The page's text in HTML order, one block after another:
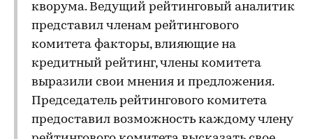
кворума. Ведущий рейтинговый аналитик
представил членам рейтингового
комитета факторы, влияющие на
кредитный рейтинг, члены комитета
выразили свои мнения и предложения.
Председатель рейтингового комитета
предоставил возможность каждому члену